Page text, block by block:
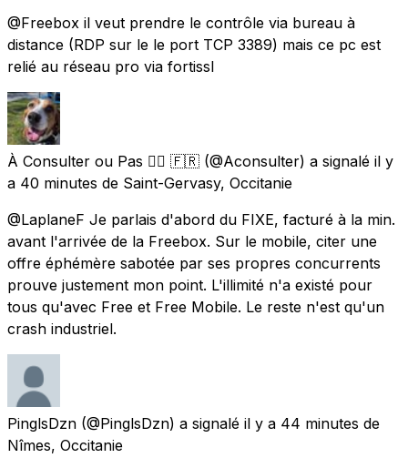
@Freebox il veut prendre le contrôle via bureau à
distance (RDP sur le le port TCP 3389) mais ce pc est
relié au réseau pro via fortissl
À Consulter ou Pas 🏳️‍🌈 🇫🇷 (@Aconsulter) a signalé il y
a 40 minutes de Saint-Gervasy, Occitanie
@LaplaneF Je parlais d'abord du FIXE, facturé à la min.
avant l'arrivée de la Freebox. Sur le mobile, citer une
offre éphémère sabotée par ses propres concurrents
prouve justement mon point. L'illimité n'a existé pour
tous qu'avec Free et Free Mobile. Le reste n'est qu'un
crash industriel.
PinglsDzn (@PinglsDzn) a signalé il y a 44 minutes de
Nîmes, Occitanie